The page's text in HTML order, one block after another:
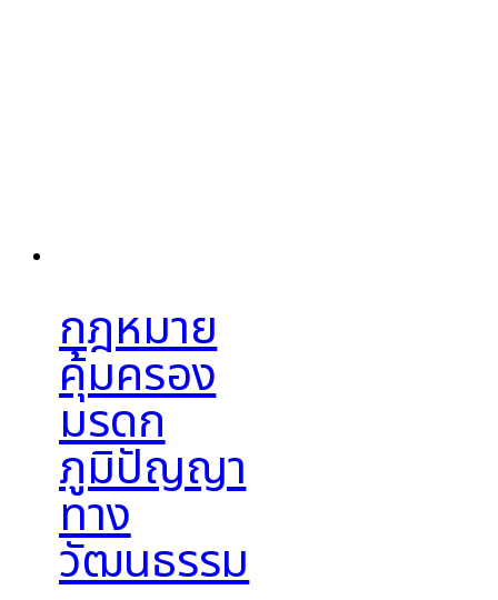
กฎหมาย
คุ้มครอง
มรดก
ภูมิปัญญา
ทาง
วัฒนธรรม